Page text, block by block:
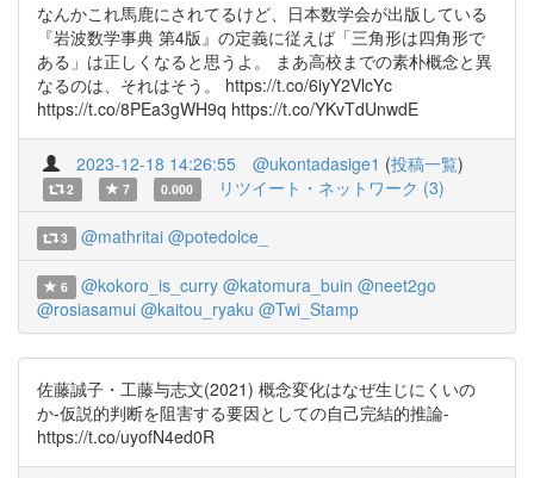
なんかこれ馬鹿にされてるけど、日本数学会が出版している
『岩波数学事典 第4版』の定義に従えば「三角形は四角形で
ある」は正しくなると思うよ。 まあ高校までの素朴概念と異
なるのは、それはそう。 https://t.co/6iyY2VlcYc
https://t.co/8PEa3gWH9q https://t.co/YKvTdUnwdE
2023-12-18 14:26:55 @ukontadasige1 (投稿一覧)
2 7 0.000 リツイート・ネットワーク (3)
3 @mathritai @potedolce_
6 @kokoro_is_curry @katomura_buin @neet2go
@rosiasamui @kaitou_ryaku @Twi_Stamp
佐藤誠子・工藤与志文(2021) 概念変化はなぜ生じにくいの
か-仮説的判断を阻害する要因としての自己完結的推論-
https://t.co/uyofN4ed0R